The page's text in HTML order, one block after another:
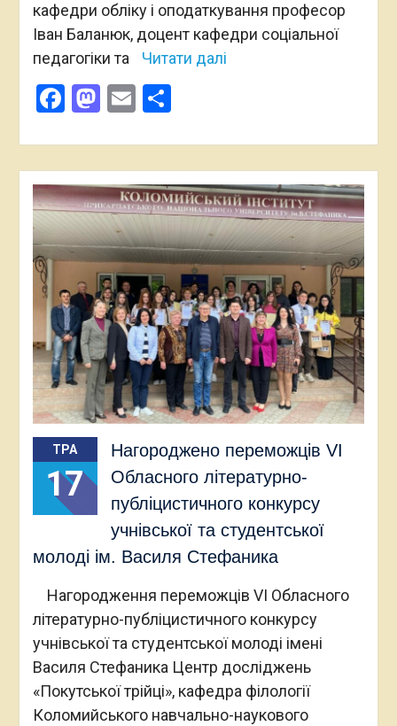
кафедри обліку і оподаткування професор
Іван Баланюк, доцент кафедри соціальної
педагогіки та
Читати далі
Facebook
Mastodon
EmailПоділитися
ТРА
17
Нагороджено переможців VI
Обласного літературно-
публіцистичного конкурсу
учнівської та студентської
молоді ім. Василя Стефаника
Нагородження переможців VI Обласного
літературно-публіцистичного конкурсу
учнівської та студентської молоді імені
Василя Стефаника Центр досліджень
«Покутської трійці», кафедра філології
Коломийського навчально-наукового